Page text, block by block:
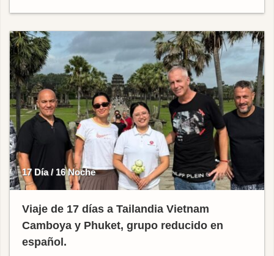
17 Día / 16 Noche
Viaje de 17 días a Tailandia Vietnam
Camboya y Phuket, grupo reducido en
español.